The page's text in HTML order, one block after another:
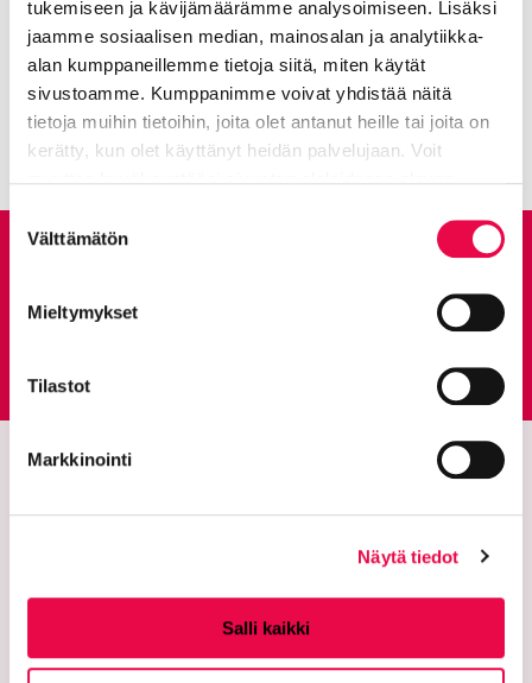
tukemiseen ja kävijämäärämme analysoimiseen. Lisäksi
jaamme sosiaalisen median, mainosalan ja analytiikka-
alan kumppaneillemme tietoja siitä, miten käytät
sivustoamme. Kumppanimme voivat yhdistää näitä
tietoja muihin tietoihin, joita olet antanut heille tai joita on
kerätty, kun olet käyttänyt heidän palvelujaan. Voit
Suostumuksen
valinta
Välttämätön
Mieltymykset
Tilastot
Markkinointi
Näytä tiedot
Salli kaikki
Avainsanat:Kulttuuri
Kaikki artikkelit:Ajankohtaista
Siirtyy ulkoiselle
Riihimäen kaupunki